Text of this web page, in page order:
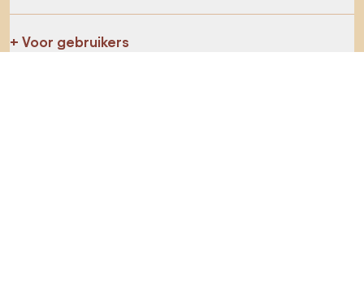
Voor gebruikers